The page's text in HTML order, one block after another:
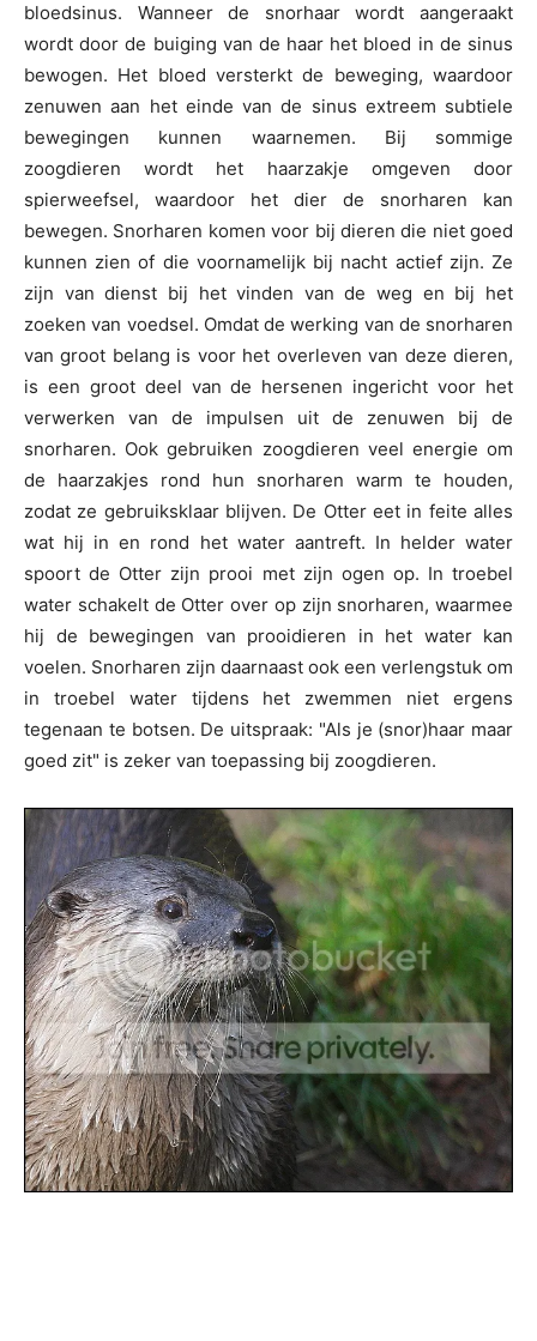
bloedsinus. Wanneer de snorhaar wordt aangeraakt
wordt door de buiging van de haar het bloed in de sinus
bewogen. Het bloed versterkt de beweging, waardoor
zenuwen aan het einde van de sinus extreem subtiele
bewegingen kunnen waarnemen. Bij sommige
zoogdieren wordt het haarzakje omgeven door
spierweefsel, waardoor het dier de snorharen kan
bewegen. Snorharen komen voor bij dieren die niet goed
kunnen zien of die voornamelijk bij nacht actief zijn. Ze
zijn van dienst bij het vinden van de weg en bij het
zoeken van voedsel. Omdat de werking van de snorharen
van groot belang is voor het overleven van deze dieren,
is een groot deel van de hersenen ingericht voor het
verwerken van de impulsen uit de zenuwen bij de
snorharen. Ook gebruiken zoogdieren veel energie om
de haarzakjes rond hun snorharen warm te houden,
zodat ze gebruiksklaar blijven. De Otter eet in feite alles
wat hij in en rond het water aantreft. In helder water
spoort de Otter zijn prooi met zijn ogen op. In troebel
water schakelt de Otter over op zijn snorharen, waarmee
hij de bewegingen van prooidieren in het water kan
voelen. Snorharen zijn daarnaast ook een verlengstuk om
in troebel water tijdens het zwemmen niet ergens
tegenaan te botsen. De uitspraak: "Als je (snor)haar maar
goed zit" is zeker van toepassing bij zoogdieren.